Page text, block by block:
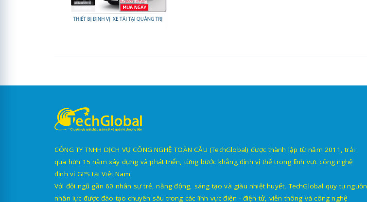
CÔNG TY TNHH DỊCH VỤ CÔNG NGHỆ TOÀN CẦU (TechGlobal) được thành lập từ năm 2011, trải
qua hơn 15 năm xây dựng và phát triển, từng bước khẳng định vị thế trong lĩnh vực công nghệ
định vị GPS tại Việt Nam.
Với đội ngũ gần 60 nhân sự trẻ, năng động, sáng tạo và giàu nhiệt huyết, TechGlobal quy tụ nguồn
nhân lực được đào tạo chuyên sâu trong các lĩnh vực điện - điện tử, viễn thông và công nghệ